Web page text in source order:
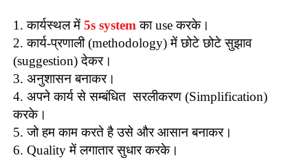
1. कार्यस्थल में 5s systemका use करके।
2. कार्य-प्रणाली (methodology) में छोटे छोटे सुझाव
(suggestion) देकर।
3. अनुशासन बनाकर।
4. अपने कार्य से सम्बंधित सरलीकरण (Simplification)
करके।
5. जो हम काम करते है उसे और आसान बनाकर।
6. Quality में लगातार सुधार करके।